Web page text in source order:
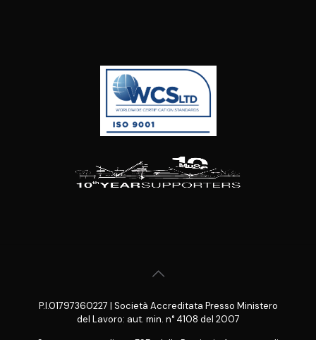
P.I.01797360227 | Società Accreditata Presso Ministero
del Lavoro: aut. min. n° 4108 del 2007